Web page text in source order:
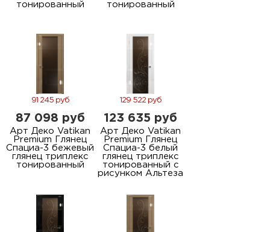
тонированный тонированный
91 245 руб
87 098 руб
Арт Деко Vatikan
Premium Глянец
Спациа-3 бежевый
глянец триплекс
тонированный
129 522 руб
123 635 руб
Арт Деко Vatikan
Premium Глянец
Спациа-3 белый
глянец триплекс
тонированный с
рисунком Альтеза